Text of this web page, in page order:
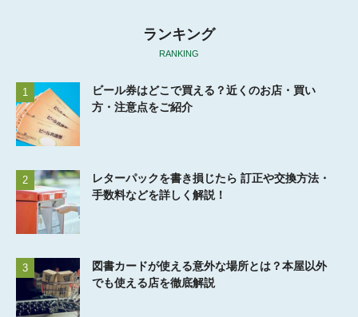
ランキング
RANKING
1
ビール券はどこで買える？近くのお店・買い
方・注意点をご紹介
2
レターパックを書き損じたら 訂正や交換方法・
手数料などを詳しく解説！
3
図書カードが使える意外な場所とは？本屋以外
でも使える店を徹底解説